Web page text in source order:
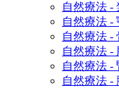
自然療法 -
自然療法 -
自然療法 -
自然療法 -
自然療法 -
自然療法 -